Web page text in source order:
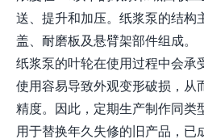
送、提升和加压。纸浆泵的结构
盖、耐磨板及悬臂架部件组成。
纸浆泵的叶轮在使用过程中会承
使用容易导致外观变形破损，从
精度。因此，定期生产制作同类
用于替换年久失修的旧产品，已